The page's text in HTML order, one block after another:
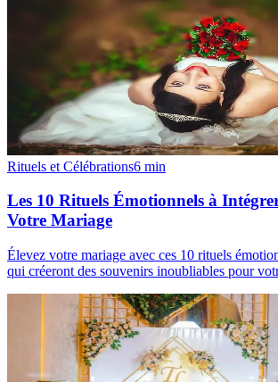
Rituels et Célébrations6 min
Les 10 Rituels Émotionnels à
Votre Mariage
Élevez votre mariage avec ces 10 rituels
qui créeront des souvenirs inoubliables pour